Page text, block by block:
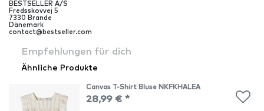
BESTSELLER A/S
Fredsskovvej 5
7330 Brande
Dänemark
contact@bestseller.com
Empfehlungen für dich
Ähnliche Produkte
Canvas T-Shirt Bluse NKFKHALEA
28,99 € *